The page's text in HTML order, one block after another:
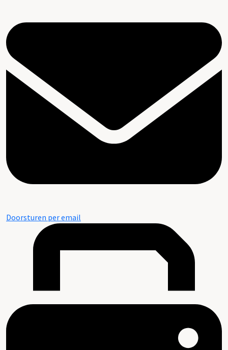
Doorsturen per email